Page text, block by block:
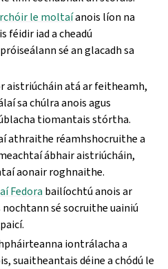
le moltaíanois líon na
féidir iad a cheadú
sé an glacadh sa
aistriúcháin atá ar feitheamh,
sa chúlra anois agus
tiomantais stórtha.
athraithe réamhshocruithe a
ábhair aistriúcháin,
aonair roghnaithe.
Fedora bailíochtú anois ar
sé socruithe uainiú
iontrálacha a
suaitheantais déine a chódú le